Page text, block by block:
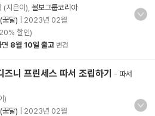
(지은이), 볼보그룹코리아
꿈달)
2023년 02월
할인)
8월 10일 출고 변경
즈니 프린세스 따서 조립하기 - 따서
)
꿈달)
2023년 02월